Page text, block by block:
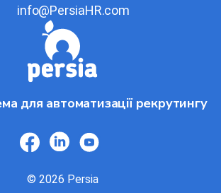
для автоматизації рекрутингу
© 2026 Persia
info@PersiaHR.com